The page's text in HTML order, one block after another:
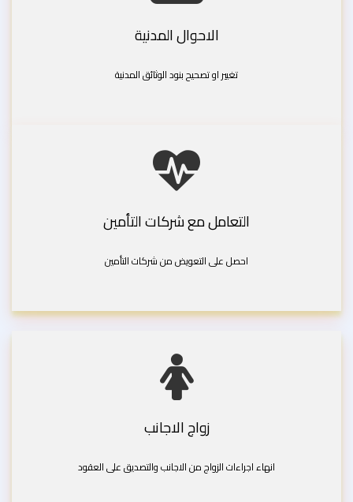
الاحوال المدنية
تغيير او تصحيح بنود الوثائق المدنية
التعامل مع شركات التأمين
احصل على التعويض من شركات التأمين
زواج الاجانب
انهاء اجراءات الزواج من الاجانب والتصديق على العقود